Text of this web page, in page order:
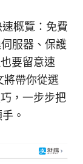
概覽：免費
服器、保護
要留意速
將帶你從選
，一步步把
。